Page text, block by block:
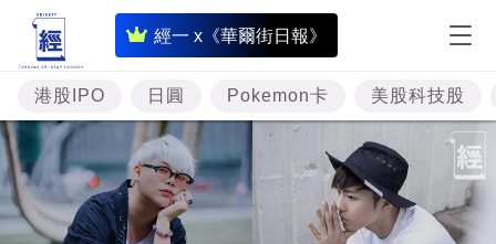
經一 x《華爾街日報》
即
時
財
經
專
題
投
港股IPO 日圓 Pokemon卡 美股科技股